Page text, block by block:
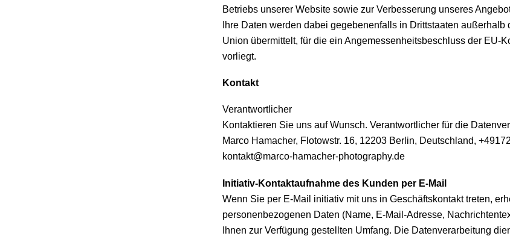
Betriebs unserer Website sowie zur Verbesserung unseres
Ihre Daten werden dabei gegebenenfalls in Drittstaaten außerhalb
Union übermittelt, für die ein Angemessenheitsbeschluss der EU-
vorliegt.
Kontakt
Verantwortlicher
Kontaktieren Sie uns auf Wunsch. Verantwortlicher für die
Marco Hamacher, Flotowstr. 16, 12203 Berlin, Deutschland,
kontakt@marco-hamacher-photography.de
Initiativ-Kontaktaufnahme des Kunden per E-Mail
Wenn Sie per E-Mail initiativ mit uns in Geschäftskontakt treten,
personenbezogenen Daten (Name, E-Mail-Adresse,
Ihnen zur Verfügung gestellten Umfang. Die Datenverarbeitung